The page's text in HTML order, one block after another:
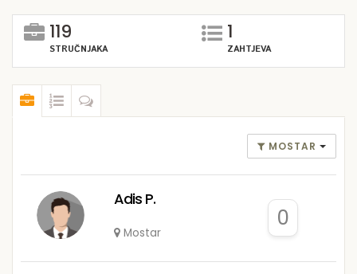
119
STRUČNJAKA
1
ZAHTJEVA
MOSTAR
Adis P.
Mostar
0